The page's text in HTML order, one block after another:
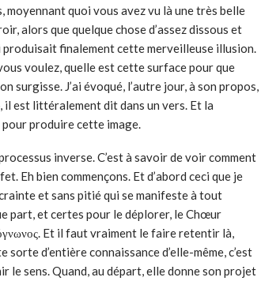
moyennant quoi vous avez vu là une très belle
alors que quelque chose d’assez dissous et
produisait finalement cette merveilleuse illusion.
voulez, quelle est cette surface pour que
surgisse. J’ai évoqué, l’autre jour, à son propos,
il est littéralement dit dans un vers. Et la
pour pro­duire cette image.
inverse. C’est à savoir de voir comment
Eh bien commençons. Et d’abord ceci que je
et sans pitié qui se manifeste à tout
part, et certes pour le déplorer, le Chœur
Et il faut vraiment le faire retentir là,
sorte d’entière connaissance d’elle-même, c’est
le sens. Quand, au départ, elle donne son projet